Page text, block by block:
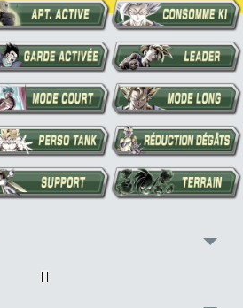
Vue alternative
| |